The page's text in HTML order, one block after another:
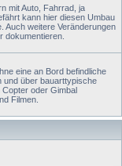
mit Auto, Fahrrad, ja
kann hier diesen Umbau
Auch weitere Veränderungen
dokumentieren.
eine an Bord befindliche
und über bauarttypische
oder Gimbal
Filmen.